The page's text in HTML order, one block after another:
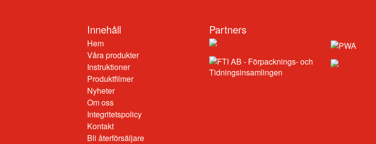
Innehåll
Hem
Våra produkter
Instruktioner
Produktfilmer
Nyheter
Om oss
Integritetspolicy
Kontakt
Bli återförsäljare
Partners